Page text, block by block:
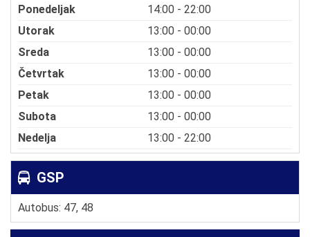
Ponedeljak
14:00 - 22:00
Utorak
13:00 - 00:00
Sreda
13:00 - 00:00
Četvrtak
13:00 - 00:00
Petak
13:00 - 00:00
Subota
13:00 - 00:00
Nedelja
13:00 - 22:00
GSP
Autobus: 47, 48